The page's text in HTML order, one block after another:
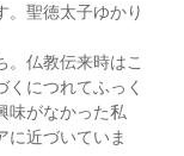
。聖徳太子ゆかり
。仏教伝来時はこ
につれてふっく
味がなかった私
に近づいていま